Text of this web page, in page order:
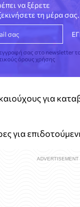
να ξέρετε
τη μέρα σας.
σας στο newsletter
όρους χρήσης
για
για